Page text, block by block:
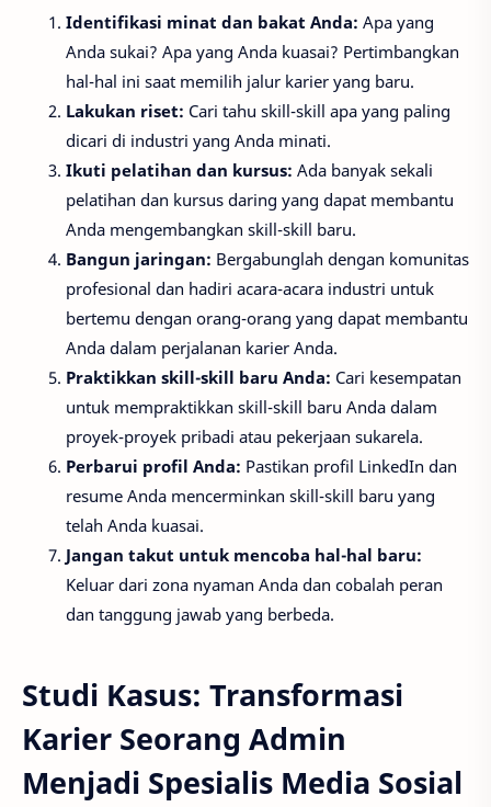
Identifikasi minat dan bakat Anda: Apa yang
Anda sukai? Apa yang Anda kuasai? Pertimbangkan
hal-hal ini saat memilih jalur karier yang baru.
Lakukan riset: Cari tahu skill-skill apa yang paling
dicari di industri yang Anda minati.
Ikuti pelatihan dan kursus: Ada banyak sekali
pelatihan dan kursus daring yang dapat membantu
Anda mengembangkan skill-skill baru.
Bangun jaringan: Bergabunglah dengan komunitas
profesional dan hadiri acara-acara industri untuk
bertemu dengan orang-orang yang dapat membantu
Anda dalam perjalanan karier Anda.
Praktikkan skill-skill baru Anda: Cari kesempatan
untuk mempraktikkan skill-skill baru Anda dalam
proyek-proyek pribadi atau pekerjaan sukarela.
Perbarui profil Anda: Pastikan profil LinkedIn dan
resume Anda mencerminkan skill-skill baru yang
telah Anda kuasai.
Jangan takut untuk mencoba hal-hal baru:
Keluar dari zona nyaman Anda dan cobalah peran
dan tanggung jawab yang berbeda.
Studi Kasus: Transformasi
Karier Seorang Admin
Menjadi Spesialis Media Sosial